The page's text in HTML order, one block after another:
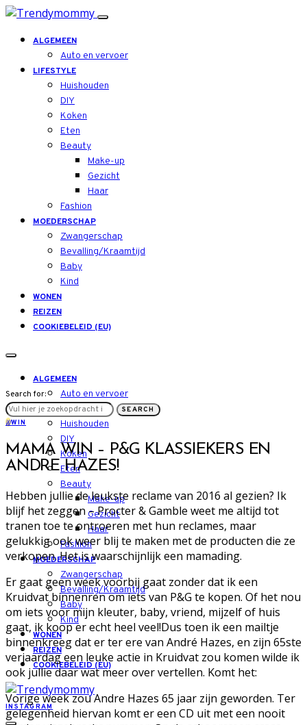
ALGEMEEN
Auto en vervoer
LIFESTYLE
Huishouden
DIY
Koken
Eten
Beauty
Make-up
Gezicht
Haar
Fashion
MOEDERSCHAP
Zwangerschap
Bevalling/Kraamtijd
Baby
Kind
WONEN
REIZEN
COOKIEBELEID (EU)
ALGEMEEN
Auto en vervoer
LIFESTYLE
Huishouden
DIY
Koken
Eten
Beauty
Make-up
Gezicht
Haar
Fashion
MOEDERSCHAP
Zwangerschap
Bevalling/Kraamtijd
Baby
Kind
WONEN
REIZEN
COOKIEBELEID (EU)
INSTAGRAM
Search for:
SEARCH
WWIN
MAMA WIN – P&G KLASSIEKERS EN
ANDRE HAZES!
Hebben jullie de leukste reclame van 2016 al gezien? Ik
blijf het zeggen – Procter & Gamble weet me altijd tot
tranen toe te ontroeren met hun reclames, maar
gelukkig ook weer blij te maken met de producten die ze
verkopen. Het is waarschijnlijk een mamading.
Er gaat geen week voorbij gaat zonder dat ik een
Kruidvat binnenren om iets van P&G te kopen. Of het nou
om iets voor mijn kleuter, baby, vriend, mijzelf of huis
gaat, ik koop er echt heel veel!Dus toen ik een mailtje
binnenkreeg dat er ter ere van André Hazes, en zijn 65ste
verjaardag een leuke actie in Kruidvat zou komen wilde ik
ook jullie daar wat meer over vertellen. Komt het:
Vorige week zou Andre Hazes 65 jaar zijn geworden. Ter
gelegenheid hiervan komt er een CD uit met een nooit